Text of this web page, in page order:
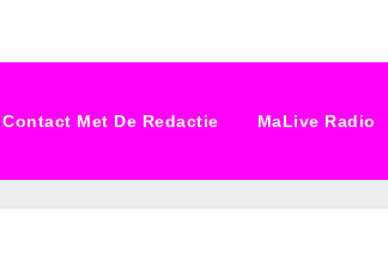
Contact Met De Redactie MaLive Radio